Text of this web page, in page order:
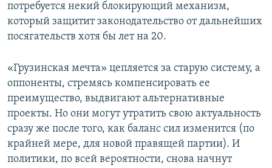
потребуется некий блокирующий механизм,
который защитит законодательство от дальнейших
посягательств хотя бы лет на 20.
«Грузинская мечта» цепляется за старую систему, а
оппоненты, стремясь компенсировать ее
преимущество, выдвигают альтернативные
проекты. Но они могут утратить свою актуальность
сразу же после того, как баланс сил изменится (по
крайней мере, для новой правящей партии). И
политики, по всей вероятности, снова начнут